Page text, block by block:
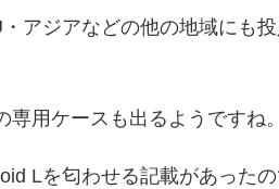
アジアなどの他の地域にも投
用ケースも出るようですね。
Lを匂わせる記載があった